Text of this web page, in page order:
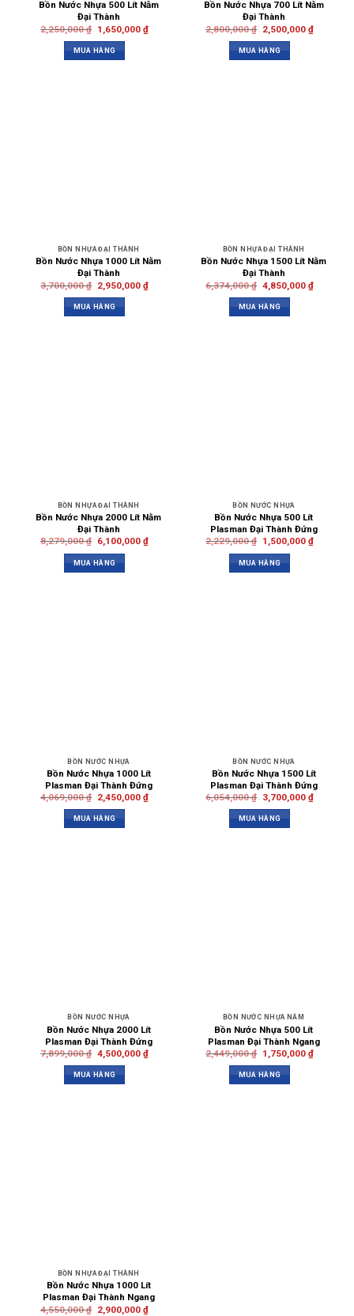
Bồn Nước Nhựa 500 Lít Nằm
Đại Thành
2,250,000₫ 1,650,000 ₫
MUA HÀNG
Bồn Nước Nhựa 700 Lít Nằm
Đại Thành
2,800,000₫ 2,500,000 ₫
MUA HÀNG
BỒN NHỰA ĐẠI THÀNH
Bồn Nước Nhựa 1000 Lít Nằm
Đại Thành
3,700,000₫ 2,950,000 ₫
MUA HÀNG
BỒN NHỰA ĐẠI THÀNH
Bồn Nước Nhựa 1500 Lít Nằm
Đại Thành
6,374,000₫ 4,850,000 ₫
MUA HÀNG
BỒN NHỰA ĐẠI THÀNH
Bồn Nước Nhựa 2000 Lít Nằm
Đại Thành
8,279,000₫ 6,100,000 ₫
MUA HÀNG
BỒN NƯỚC NHỰA
Bồn Nước Nhựa 500 Lít
Plasman Đại Thành Đứng
2,229,000₫ 1,500,000 ₫
MUA HÀNG
BỒN NƯỚC NHỰA
Bồn Nước Nhựa 1000 Lít
Plasman Đại Thành Đứng
4,069,000₫ 2,450,000 ₫
MUA HÀNG
BỒN NƯỚC NHỰA
Bồn Nước Nhựa 1500 Lít
Plasman Đại Thành Đứng
6,054,000₫ 3,700,000 ₫
MUA HÀNG
BỒN NƯỚC NHỰA
Bồn Nước Nhựa 2000 Lít
Plasman Đại Thành Đứng
7,899,000₫ 4,500,000 ₫
MUA HÀNG
BỒN NƯỚC NHỰA NẰM
Bồn Nước Nhựa 500 Lít
Plasman Đại Thành Ngang
2,449,000₫ 1,750,000 ₫
MUA HÀNG
BỒN NHỰA ĐẠI THÀNH
Bồn Nước Nhựa 1000 Lít
Plasman Đại Thành Ngang
4,550,000₫ 2,900,000 ₫